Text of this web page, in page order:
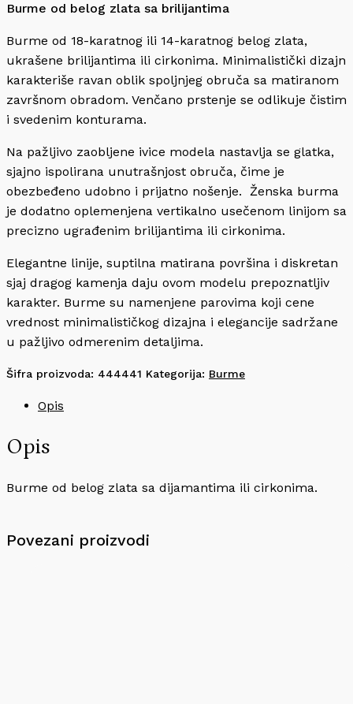
Burme od belog zlata sa brilijantima
Burme od 18-karatnog ili 14-karatnog belog zlata,
ukrašene brilijantima ili cirkonima. Minimalistički dizajn
karakteriše ravan oblik spoljnjeg obruča sa matiranom
završnom obradom. Venčano prstenje se odlikuje čistim
i svedenim konturama.
Na pažljivo zaobljene ivice modela nastavlja se glatka,
sjajno ispolirana unutrašnjost obruča, čime je
obezbeđeno udobno i prijatno nošenje. Ženska burma
je dodatno oplemenjena vertikalno usečenom linijom sa
precizno ugrađenim brilijantima ili cirkonima.
Elegantne linije, suptilna matirana površina i diskretan
sjaj dragog kamenja daju ovom modelu prepoznatljiv
karakter. Burme su namenjene parovima koji cene
vrednost minimalističkog dizajna i elegancije sadržane
u pažljivo odmerenim detaljima.
Šifra proizvoda: 444441 Kategorija: Burme
Opis
Opis
Burme od belog zlata sa dijamantima ili cirkonima.
Povezani proizvodi